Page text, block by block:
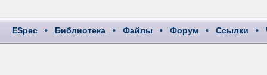
ESpec • Библиотека • Файлы • Форум • Ссылки •